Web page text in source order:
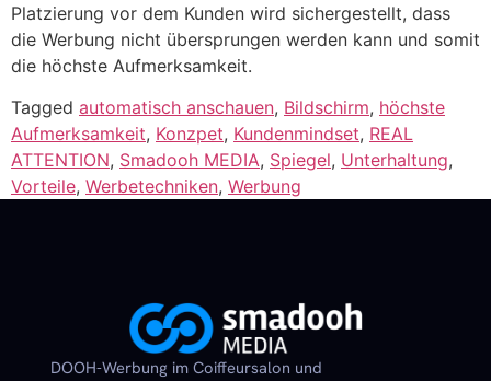
Platzierung vor dem Kunden wird sichergestellt, dass
die Werbung nicht übersprungen werden kann und somit
die höchste Aufmerksamkeit.
Tagged automatisch anschauen, Bildschirm, höchste
Aufmerksamkeit, Konzpet, Kundenmindset, REAL
ATTENTION, Smadooh MEDIA, Spiegel, Unterhaltung,
Vorteile, Werbetechniken, Werbung
DOOH-Werbung im Coiffeursalon und